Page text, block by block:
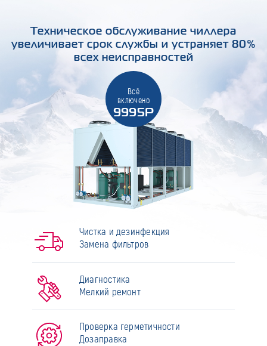
Техническое обслуживание чиллера
увеличивает срок службы и устраняет 80%
всех неисправностей
Всё
включено
9995Р
Чистка и дезинфекция
Замена фильтров
Диагностика
Мелкий ремонт
Проверка герметичности
Дозаправка